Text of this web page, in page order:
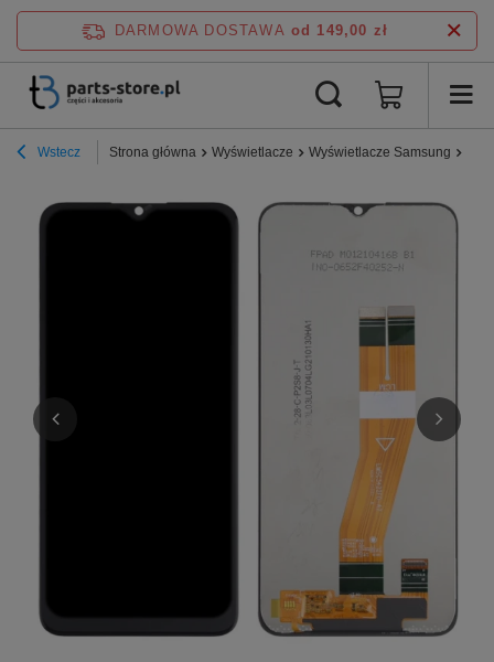
DARMOWA DOSTAWA od 149,00 zł
Wstecz Strona główna Wyświetlacze Wyświetlacze Samsung